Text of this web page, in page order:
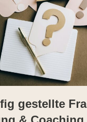
gestellte